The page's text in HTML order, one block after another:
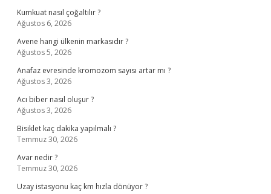
Kumkuat nasıl çoğaltılır ?
Ağustos 6, 2026
Avene hangi ülkenin markasıdır ?
Ağustos 5, 2026
Anafaz evresinde kromozom sayısı artar mı ?
Ağustos 3, 2026
Acı biber nasıl oluşur ?
Ağustos 3, 2026
Bisiklet kaç dakika yapılmalı ?
Temmuz 30, 2026
Avar nedir ?
Temmuz 30, 2026
Uzay istasyonu kaç km hızla dönüyor ?